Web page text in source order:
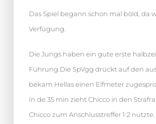
Das Spiel begann schon mal böld, da
Verfügung.
Die Jungs haben ein gute erste
Führung.Die SpVgg drückt auf den
bekam Hellas einen Elfmeter
In de 35 min zieht Chicco in den
Chicco zum Anschlusstreffer 1:2